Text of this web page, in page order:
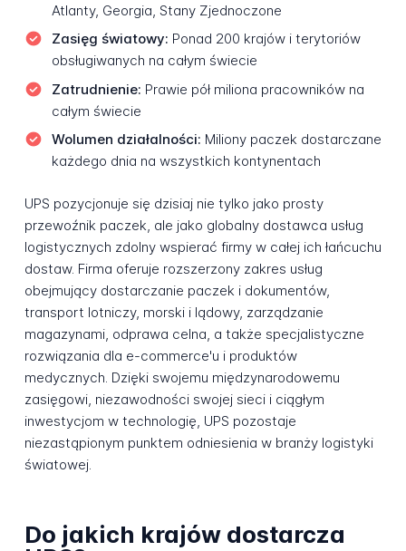
Atlanty, Georgia, Stany Zjednoczone
Zasięg światowy: Ponad 200 krajów i terytoriów
obsługiwanych na całym świecie
Zatrudnienie: Prawie pół miliona pracowników na
całym świecie
Wolumen działalności: Miliony paczek dostarczane
każdego dnia na wszystkich kontynentach
UPS pozycjonuje się dzisiaj nie tylko jako prosty
przewoźnik paczek, ale jako globalny dostawca usług
logistycznych zdolny wspierać firmy w całej ich łańcuchu
dostaw. Firma oferuje rozszerzony zakres usług
obejmujący dostarczanie paczek i dokumentów,
transport lotniczy, morski i lądowy, zarządzanie
magazynami, odprawa celna, a także specjalistyczne
rozwiązania dla e-commerce'u i produktów
medycznych. Dzięki swojemu międzynarodowemu
zasięgowi, niezawodności swojej sieci i ciągłym
inwestycjom w technologię, UPS pozostaje
niezastąpionym punktem odniesienia w branży logistyki
światowej.
Do jakich krajów dostarcza